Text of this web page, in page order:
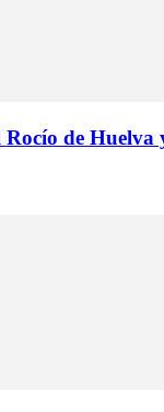
de Huelva